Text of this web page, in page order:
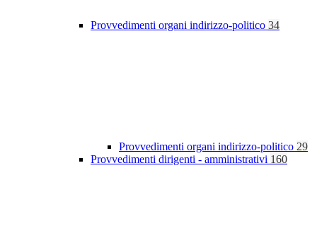
Provvedimenti organi indirizzo-politico 34
Provvedimenti organi indirizzo-politico 29
Provvedimenti dirigenti - amministrativi 160